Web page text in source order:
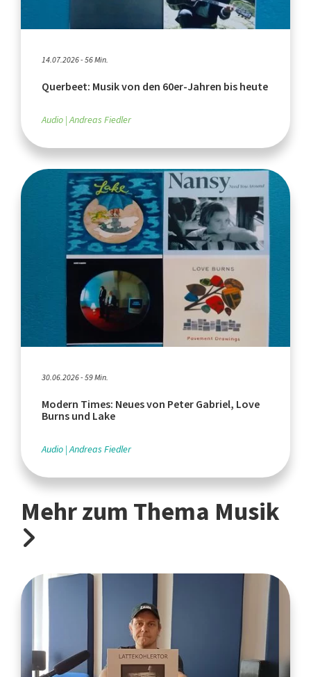
14.07.2026 - 56 Min.
Querbeet: Musik von den 60er-Jahren bis heute
Audio Andreas Fiedler
30.06.2026 - 59 Min.
Modern Times: Neues von Peter Gabriel, Love
Burns und Lake
Audio Andreas Fiedler
Mehr zum Thema Musik